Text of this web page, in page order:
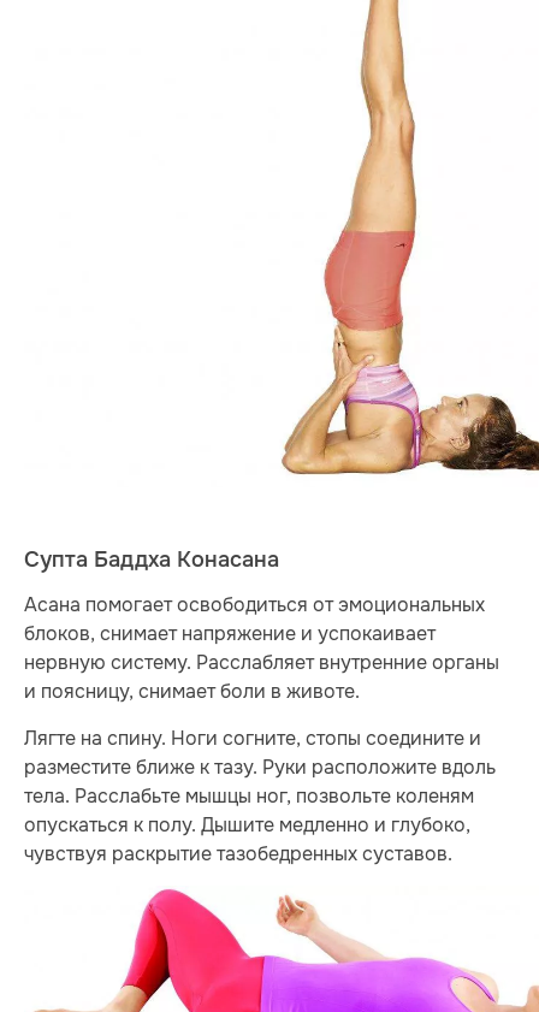
Супта Баддха Конасана
Асана помогает освободиться от эмоциональных
блоков, снимает напряжение и успокаивает
нервную систему. Расслабляет внутренние органы
и поясницу, снимает боли в животе.
Лягте на спину. Ноги согните, стопы соедините и
разместите ближе к тазу. Руки расположите вдоль
тела. Расслабьте мышцы ног, позвольте коленям
опускаться к полу. Дышите медленно и глубоко,
чувствуя раскрытие тазобедренных суставов.